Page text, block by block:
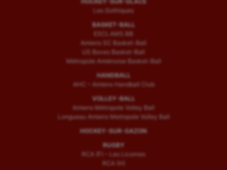
Les Gothiques
BASKET-BALL
ESCLAMS BB
Amiens SC Basket-Ball
US Boves Basket-Ball
Métropole Amiénoise Basket-Ball
HANDBALL
AHC – Amiens Handball Club
VOLLEY-BALL
Amiens Métropole Volley Ball
Longueau Amiens Metropole Volley Ball
HOCKEY-SUR-GAZON
RUGBY
RCA (F) – Les Licornes
RCA (H)